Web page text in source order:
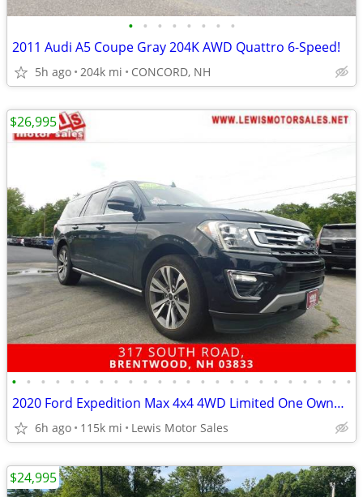
• • • • • • • •
2011 Audi A5 Coupe Gray 204K AWD Quattro 6-Speed!
5h ago 204k mi CONCORD, NH
• • • • • • • • • • • • • • • • • • • • • • • •
2020 Ford Expedition Max 4x4 4WD Limited One Owner Fully Loaded SUV
6h ago 115k mi Lewis Motor Sales
$26,995
$24,995